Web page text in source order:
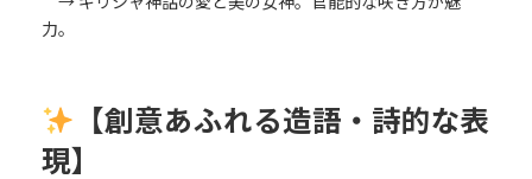
力。
【創意あふれる造語・詩的な表
現】